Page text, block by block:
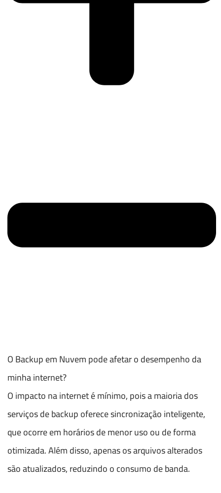
O Backup em Nuvem pode afetar o desempenho da
minha internet?
O impacto na internet é mínimo, pois a maioria dos
serviços de backup oferece sincronização inteligente,
que ocorre em horários de menor uso ou de forma
otimizada. Além disso, apenas os arquivos alterados
são atualizados, reduzindo o consumo de banda.